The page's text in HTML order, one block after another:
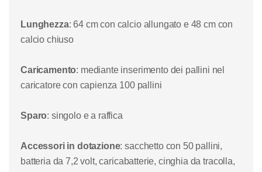
Lunghezza: 64 cm con calcio allungato e 48 cm con
calcio chiuso
Caricamento: mediante inserimento dei pallini nel
caricatore con capienza 100 pallini
Sparo: singolo e a raffica
Accessori in dotazione: sacchetto con 50 pallini,
batteria da 7,2 volt, caricabatterie, cinghia da tracolla,